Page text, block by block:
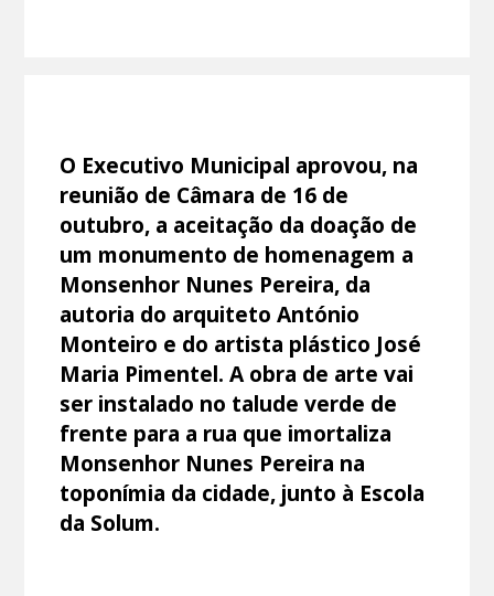
O Executivo Municipal aprovou, na
reunião de Câmara de 16 de
outubro, a aceitação da doação de
um monumento de homenagem a
Monsenhor Nunes Pereira, da
autoria do arquiteto António
Monteiro e do artista plástico José
Maria Pimentel. A obra de arte vai
ser instalado no talude verde de
frente para a rua que imortaliza
Monsenhor Nunes Pereira na
toponímia da cidade, junto à Escola
da Solum.